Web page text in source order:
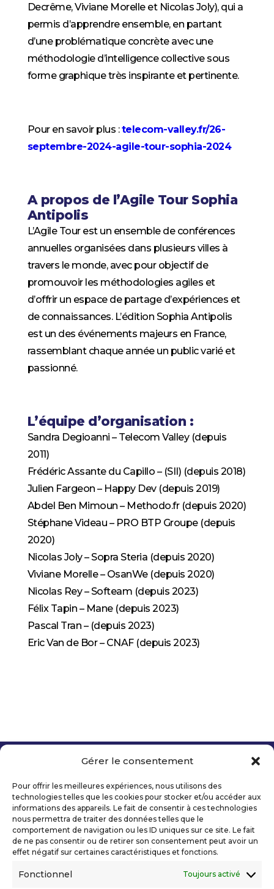
Gérer le consentement
Pour offrir les meilleures expériences, nous utilisons des
technologies telles que les cookies pour stocker et/ou accéder aux
informations des appareils. Le fait de consentir à ces technologies
nous permettra de traiter des données telles que le
comportement de navigation ou les ID uniques sur ce site. Le fait
de ne pas consentir ou de retirer son consentement peut avoir un
effet négatif sur certaines caractéristiques et fonctions.
Fonctionnel Toujours activé
Decrême, Viviane Morelle et Nicolas Joly), qui a
permis d’apprendre ensemble, en partant
d’une problématique concrète avec une
méthodologie d’intelligence collective sous
forme graphique très inspirante et pertinente.
Pour en savoir plus :telecom-valley.fr/26-
septembre-2024-agile-tour-sophia-2024
A propos de l’Agile Tour Sophia
Antipolis
L’Agile Tour est un ensemble de conférences
annuelles organisées dans plusieurs villes à
travers le monde, avec pour objectif de
promouvoir les méthodologies agiles et
d’offrir un espace de partage d’expériences et
de connaissances. L’édition Sophia Antipolis
est un des événements majeurs en France,
rassemblant chaque année un public varié et
passionné.
L’équipe d’organisation :
Sandra Degioanni – Telecom Valley (depuis
2011)
Frédéric Assante du Capillo – (SII) (depuis 2018)
Julien Fargeon – Happy Dev (depuis 2019)
Abdel Ben Mimoun – Methodo.fr (depuis 2020)
Stéphane Videau – PRO BTP Groupe (depuis
2020)
Nicolas Joly – Sopra Steria (depuis 2020)
Viviane Morelle – OsanWe (depuis 2020)
Nicolas Rey – Softeam (depuis 2023)
Félix Tapin – Mane (depuis 2023)
Pascal Tran – (depuis 2023)
Eric Van de Bor – CNAF (depuis 2023)
Mentions légales
Politique de confidentialité
Déclaration d’accessibilité numérique
Ils nous soutiennent